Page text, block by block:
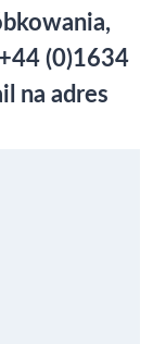
(0)1634
na adres